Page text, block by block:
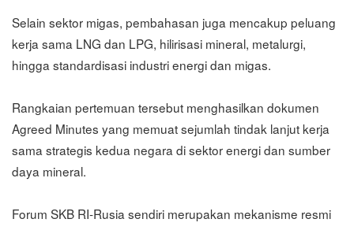
Selain sektor migas, pembahasan juga mencakup peluang
kerja sama LNG dan LPG, hilirisasi mineral, metalurgi,
hingga standardisasi industri energi dan migas.
Rangkaian pertemuan tersebut menghasilkan dokumen
Agreed Minutes yang memuat sejumlah tindak lanjut kerja
sama strategis kedua negara di sektor energi dan sumber
daya mineral.
Forum SKB RI-Rusia sendiri merupakan mekanisme resmi